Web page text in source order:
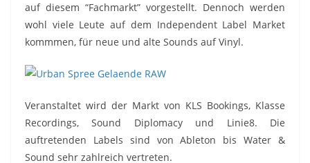
auf diesem “Fachmarkt” vorgestellt. Dennoch werden
wohl viele Leute auf dem Independent Label Market
kommmen, für neue und alte Sounds auf Vinyl.
Veranstaltet wird der Markt von KLS Bookings, Klasse
Recordings, Sound Diplomacy und Linie8. Die
auftretenden Labels sind von Ableton bis Water &
Sound sehr zahlreich vertreten.